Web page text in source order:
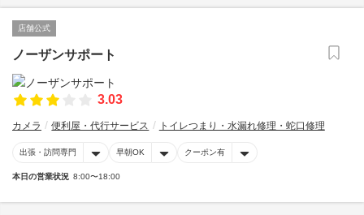
店舗公式
ノーザンサポート
3.03
カメラ 便利屋・代行サービス トイレつまり・水漏れ修理・蛇口修理
出張・訪問専門 早朝OK クーポン有
本日の営業状況 8:00〜18:00